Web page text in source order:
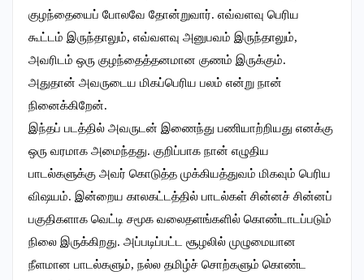
குழந்தையைப் போலவே தோன்றுவார். எவ்வளவு பெரிய
கூட்டம் இருந்தாலும், எவ்வளவு அனுபவம் இருந்தாலும்,
அவரிடம் ஒரு குழந்தைத்தனமான குணம் இருக்கும்.
அதுதான் அவருடைய மிகப்பெரிய பலம் என்று நான்
நினைக்கிறேன்.
இந்தப் படத்தில் அவருடன் இணைந்து பணியாற்றியது எனக்கு
ஒரு வரமாக அமைந்தது. குறிப்பாக நான் எழுதிய
பாடல்களுக்கு அவர் கொடுத்த முக்கியத்துவம் மிகவும் பெரிய
விஷயம். இன்றைய காலகட்டத்தில் பாடல்கள் சின்னச் சின்னப்
பகுதிகளாக வெட்டி சமூக வலைதளங்களில் கொண்டாடப்படும்
நிலை இருக்கிறது. அப்படிப்பட்ட சூழலில் முழுமையான
நீளமான பாடல்களும், நல்ல தமிழ்ச் சொற்களும் கொண்ட